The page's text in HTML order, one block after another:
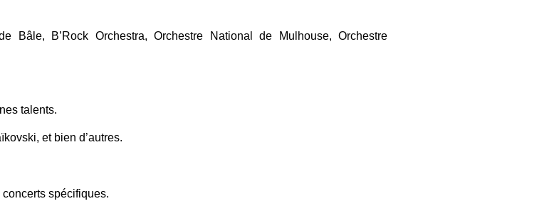
Bâle, B’Rock Orchestra, Orchestre National de Mulhouse, Orchestre
talents.
et bien d’autres.
spécifiques.